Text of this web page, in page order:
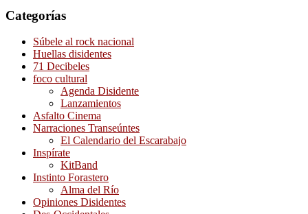
Categorías
Súbele al rock nacional
Huellas disidentes
71 Decibeles
foco cultural
Agenda Disidente
Lanzamientos
Asfalto Cinema
Narraciones Transeúntes
El Calendario del Escarabajo
Inspírate
KitBand
Instinto Forastero
Alma del Río
Opiniones Disidentes